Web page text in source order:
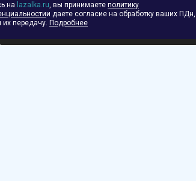
соглашение
на lazalka.ru, вы принимаете политику
и даете согласие на обработку ваших ПДн,
их передачу. Подробнее